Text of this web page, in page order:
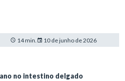
14 min. 10 de junho de 2026
no intestino delgado